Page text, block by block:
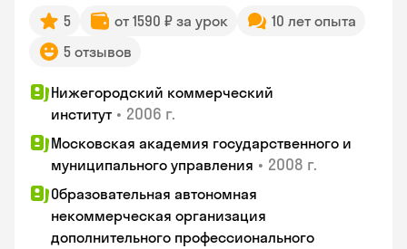
5 от 1590 ₽ за урок
10 лет опыта
5 отзывов
Нижегородский коммерческий
институт • 2006 г.
Московская академия государственного и
муниципального управления • 2008 г.
Образовательная автономная
некоммерческая организация
дополнительного профессионального